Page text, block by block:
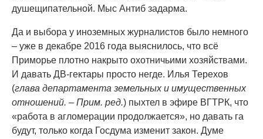
душещипательной. Мыс Антиб задарма.
Да и выбора у иноземных журналистов было немного
– уже в декабре 2016 года выяснилось, что всё
Приморье плотно накрыто охотничьими хозяйствами.
И давать ДВ-гектары просто негде. Илья Терехов
(глава департамента земельных и имущественных
отношений. – Прим. ред.) пыхтел в эфире ВГТРК, что
«работа в агломерации продолжается», но давать га
будут, только когда Госдума изменит закон. Думе